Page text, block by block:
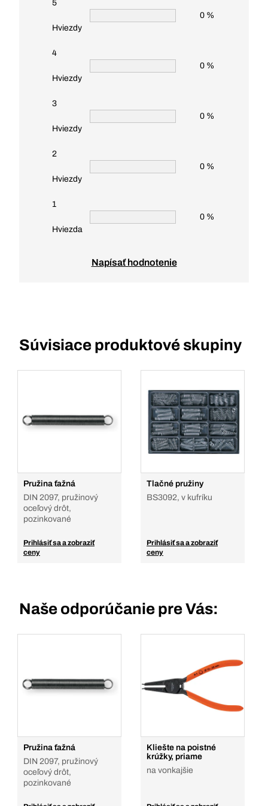
5
Hviezdy
0 %
4
Hviezdy
0 %
3
Hviezdy
0 %
2
Hviezdy
0 %
1
Hviezda
0 %
Napísať hodnotenie
Súvisiace produktové skupiny
Pružina ťažná
DIN 2097, pružinový
oceľový drôt,
pozinkované
Prihlásiť sa a zobraziť
ceny
Tlačné pružiny
BS3092, v kufríku
Prihlásiť sa a zobraziť
ceny
Naše odporúčanie pre Vás:
Pružina ťažná
DIN 2097, pružinový
oceľový drôt,
pozinkované
Kliešte na poistné
krúžky, priame
na vonkajšie